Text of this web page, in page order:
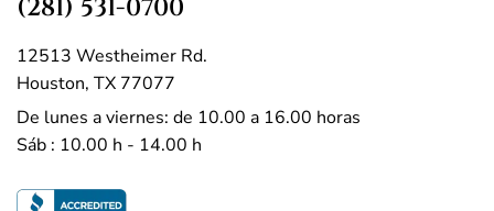
(281) 531-0700
12513 Westheimer Rd.
Houston, TX 77077
De lunes a viernes: de 10.00 a 16.00 horas
Sáb : 10.00 h - 14.00 h